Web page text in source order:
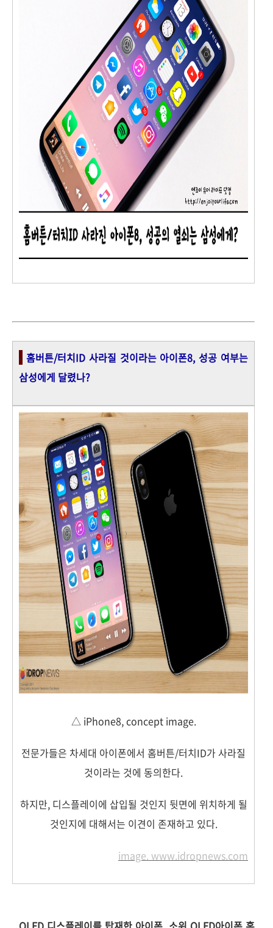
- 홈버튼/터치ID 사라질 것이라는 아이폰8, 성공 여부는
삼성에게 달렸나?
△ iPhone8, concept image.
전문가들은 차세대 아이폰에서 홈버튼/터치ID가 사라질
것이라는 것에 동의한다.
하지만, 디스플레이에 삽입될 것인지 뒷면에 위치하게 될
것인지에 대해서는 이견이 존재하고 있다.
image. www.idropnews.com